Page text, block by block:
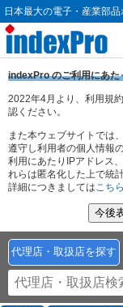
日本最大の電子・産業部
indexPro のご利用にあた
2022年4月より、利用規
認ください。
また本ウェブサイトでは
遵守し利用者の個人情報
利用にあたりIPアドレス
れらは匿名化した上で統
詳細につきましてはこちら
代理店・取扱店を探す